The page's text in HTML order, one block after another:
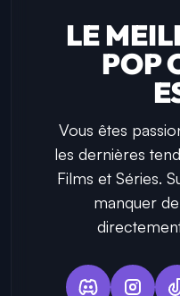
LE
POP
Vous êtes
les dernières
Films et Séries.
manquer